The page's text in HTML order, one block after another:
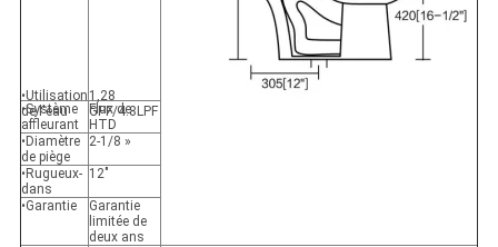
•Utilisation
de l'eau
1,28
GPF/4.8LPF
•Système
affleurant
Flux de
HTD
•Diamètre
de piège
2-1/8 »
•Rugueux-
dans
12"
•Garantie
Garantie
limitée de
deux ans